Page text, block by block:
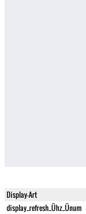
Display-Art
display_refresh_Ühz_Ünum